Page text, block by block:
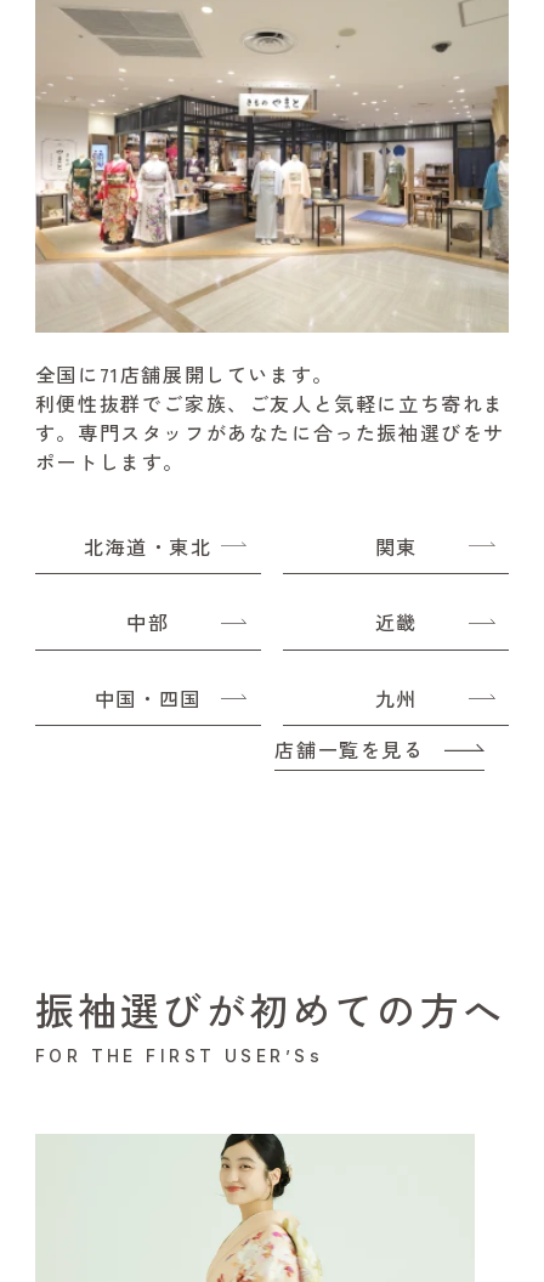
全国に71店舗展開しています。
利便性抜群でご家族、ご友人と気軽に立ち寄れま
す。 専門スタッフがあなたに合った振袖選びをサ
ポートします。
北海道・東北 関東
中部 近畿
中国・四国
九州
店舗一覧を見る
振袖選びが初めての方へ
FOR THE FIRST USER’Ss